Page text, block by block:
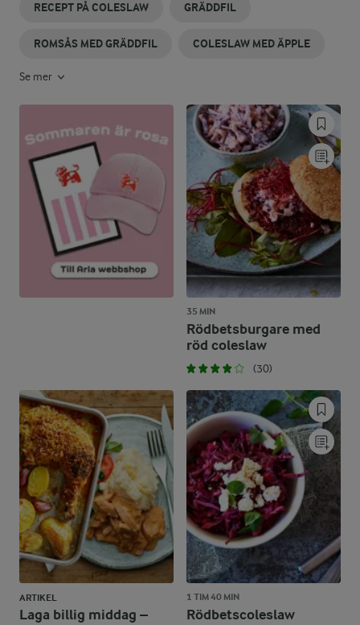
RECEPT PÅ COLESLAW GRÄDDFIL
ROMSÅS MED GRÄDDFIL COLESLAW MED ÄPPLE
Se mer
35 MIN
Rödbetsburgare med
röd coleslaw
(30)
ARTIKEL
Laga billig middag –
1 TIM 40 MIN
Rödbetscoleslaw